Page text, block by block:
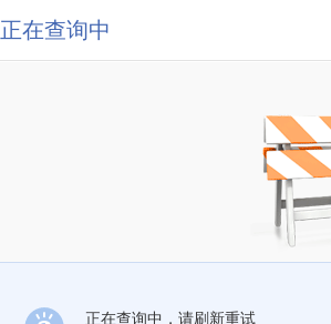
正在查询中
正在查询中，请刷新重试